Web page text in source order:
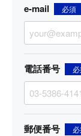
e-mail 必須
電話番号
郵便番号